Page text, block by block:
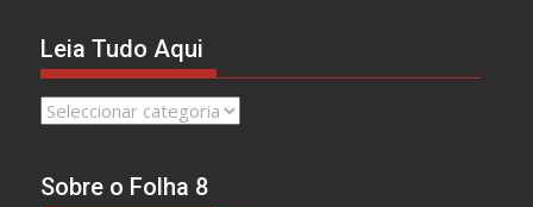
Leia Tudo Aqui
Leia
Sobre o Folha 8